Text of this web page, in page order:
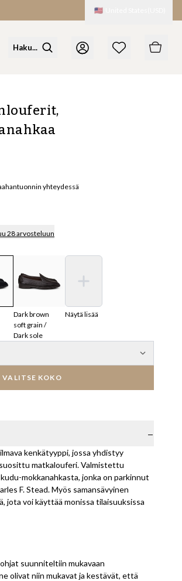
🇺🇸
yhteydessä
28 arvosteluun
Dark brown
soft grain /
Dark sole
Näytä lisää
VALITSE KOKO
kenkätyyppi, jossa yhdistyy
matkalouferi. Valmistettu
mokkanahkasta, jonka on parkinnut
F. Stead. Myös samansävyinen
jota voi käyttää monissa tilaisuuksissa
suunniteltiin mukavaan
olivat niin mukavat ja kestävät, että